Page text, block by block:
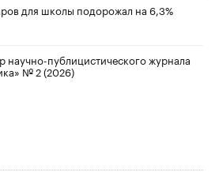
для школы подорожал на 6,3%
научно-публицистического журнала
№ 2 (2026)